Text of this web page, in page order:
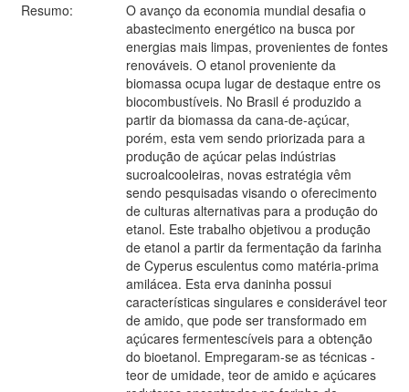
Resumo:
O avanço da economia mundial desafia o
abastecimento energético na busca por
energias mais limpas, provenientes de fontes
renováveis. O etanol proveniente da
biomassa ocupa lugar de destaque entre os
biocombustíveis. No Brasil é produzido a
partir da biomassa da cana-de-açúcar,
porém, esta vem sendo priorizada para a
produção de açúcar pelas indústrias
sucroalcooleiras, novas estratégia vêm
sendo pesquisadas visando o oferecimento
de culturas alternativas para a produção do
etanol. Este trabalho objetivou a produção
de etanol a partir da fermentação da farinha
de Cyperus esculentus como matéria-prima
amilácea. Esta erva daninha possui
características singulares e considerável teor
de amido, que pode ser transformado em
açúcares fermentescíveis para a obtenção
do bioetanol. Empregaram-se as técnicas -
teor de umidade, teor de amido e açúcares